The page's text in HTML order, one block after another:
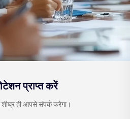
प्राप्त करें
शीघ्र ही आपसे संपर्क करेगा।